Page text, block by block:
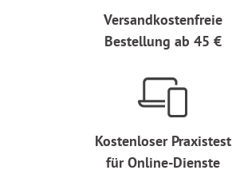
Versandkostenfreie
Bestellung ab 45 €
Kostenloser Praxistest
für Online-Dienste